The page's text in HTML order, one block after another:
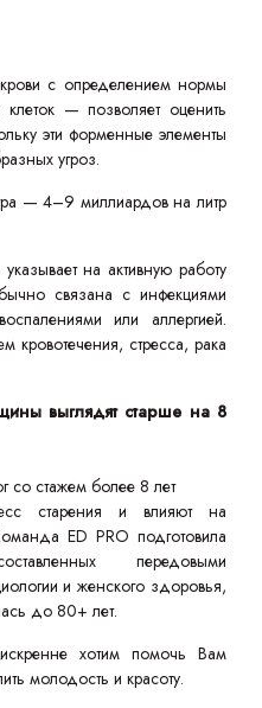
с определением нормы
— позволяет оценить
эти форменные элементы
угроз.
— 4–9 миллиардов на литр
на активную работу
связана с инфекциями
или аллергией.
кровотечения, стресса, рака
выглядят старше на 8
со стажем более 8 лет
старения и влияют на
ED PRO подготовила
передовыми
и женского здоровья,
до 80+ лет.
хотим помочь Вам
молодость и красоту.